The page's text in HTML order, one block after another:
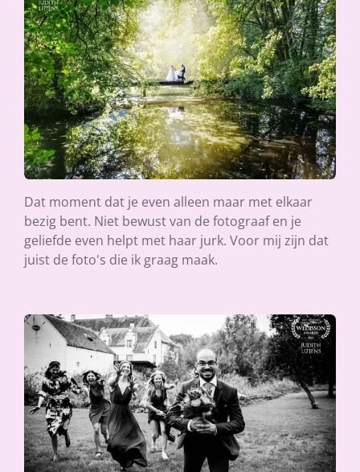
Dat moment dat je even alleen maar met elkaar
bezig bent. Niet bewust van de fotograaf en je
geliefde even helpt met haar jurk. Voor mij zijn dat
juist de foto's die ik graag maak.